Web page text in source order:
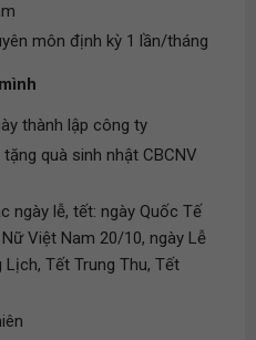
môn định kỳ 1 lần/tháng
thành lập công ty
quà sinh nhật CBCNV
ngày lễ, tết: ngày Quốc Tế
Việt Nam 20/10, ngày Lễ
Lịch, Tết Trung Thu, Tết